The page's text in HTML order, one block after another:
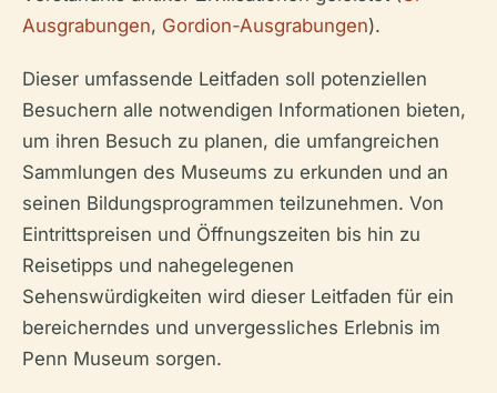
Ausgrabungen, Gordion-Ausgrabungen).
Dieser umfassende Leitfaden soll potenziellen
Besuchern alle notwendigen Informationen bieten,
um ihren Besuch zu planen, die umfangreichen
Sammlungen des Museums zu erkunden und an
seinen Bildungsprogrammen teilzunehmen. Von
Eintrittspreisen und Öffnungszeiten bis hin zu
Reisetipps und nahegelegenen
Sehenswürdigkeiten wird dieser Leitfaden für ein
bereicherndes und unvergessliches Erlebnis im
Penn Museum sorgen.